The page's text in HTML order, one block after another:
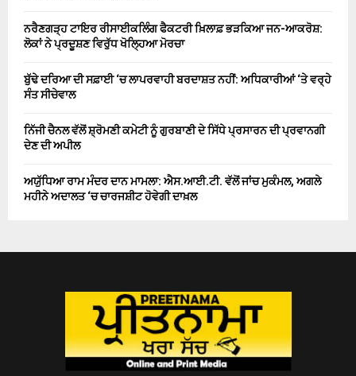
ਨਰੈਣਗੜ੍ਹ ਟਾਇਰ ਰੀਸਾਈਕਲਿੰਗ ਫੈਕਟਰੀ ਖ਼ਿਲਾਫ਼ ਭੜਕਿਆ ਜਨ-ਆਕਰੋਸ਼:
ਲੋਕਾਂ ਨੇ ਪ੍ਰਦੂਸ਼ਣ ਵਿਰੁੱਧ ਖੋਲ੍ਹਿਆ ਮੋਰਚਾ
ਬੁੱਢੇ ਦਰਿਆ ਦੀ ਸਫ਼ਾਈ ‘ਚ ਲਾਪਰਵਾਹੀ ਬਰਦਾਸ਼ਤ ਨਹੀਂ: ਅਧਿਕਾਰੀਆਂ ‘ਤੇ ਵਰ੍ਹੇ
ਸੰਤ ਸੀਚੇਵਾਲ
ਨਿੱਜੀ ਚੈਨਲ ਵੱਲੋਂ ਸ਼੍ਰੋਮਣੀ ਕਮੇਟੀ ਨੂੰ ਗੁਰਬਾਣੀ ਦੇ ਸਿੱਧੇ ਪ੍ਰਸਾਰਨ ਦੀ ਪ੍ਰਵਾਨਗੀ
ਦੇਣ ਦੀ ਅਪੀਲ
ਅਯੁੱਧਿਆ ਰਾਮ ਮੰਦਰ ਦਾਨ ਮਾਮਲਾ: ਐਸ.ਆਈ.ਟੀ. ਵੱਲੋਂ ਜਾਂਚ ਮੁਕੰਮਲ, ਅਗਲੇ
ਮਹੀਨੇ ਅਦਾਲਤ ‘ਚ ਚਾਰਜਸ਼ੀਟ ਹੋਵੇਗੀ ਦਾਖ਼ਲ